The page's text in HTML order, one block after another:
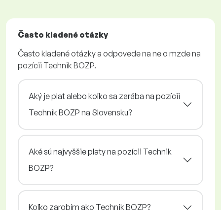
Často kladené otázky
Často kladené otázky a odpovede na ne o mzde na
pozícii Technik BOZP.
Aký je plat alebo koľko sa zarába na pozícii
Technik BOZP na Slovensku?
Aké sú najvyššie platy na pozícii Technik
BOZP?
Koľko zarobím ako Technik BOZP?